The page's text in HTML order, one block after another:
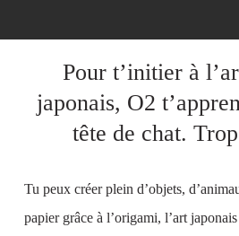
Pour t’initier à
japonais, O2
tête de chat.
Tu peux créer plein d’objets,
papier grâce à l’origami, l’art